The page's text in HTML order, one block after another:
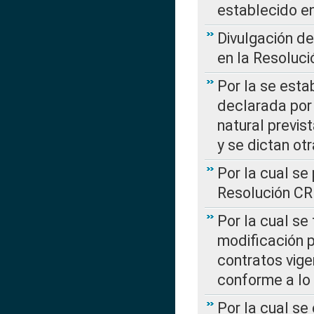
establecido
Divulgación
en la
Por la se
declarada
natural
y se dictan
Por la cual
Resolución
Por la cual
modificación
contratos
conforme a lo
Por la cual se